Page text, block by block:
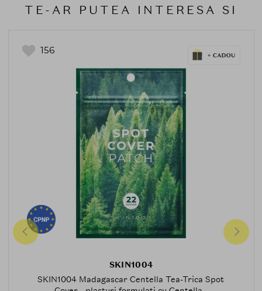
TE-AR PUTEA INTERESA SI
156
SKIN1004
SKIN1004 Madagascar Centella Tea-Trica Spot